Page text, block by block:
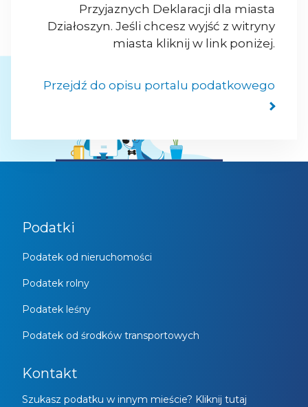
Przyjaznych Deklaracji dla miasta
Działoszyn. Jeśli chcesz wyjść z witryny
miasta kliknij w link poniżej.
Przejdź do opisu portalu podatkowego
Podatki
Podatek od nieruchomości
Podatek rolny
Podatek leśny
Podatek od środków transportowych
Kontakt
Szukasz podatku w innym mieście? Kliknij tutaj